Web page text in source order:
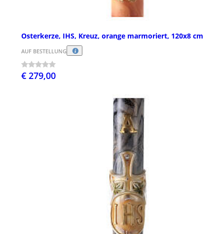
Osterkerze, IHS, Kreuz, orange marmoriert, 120x8 cm
AUF BESTELLUNG
€ 279,00